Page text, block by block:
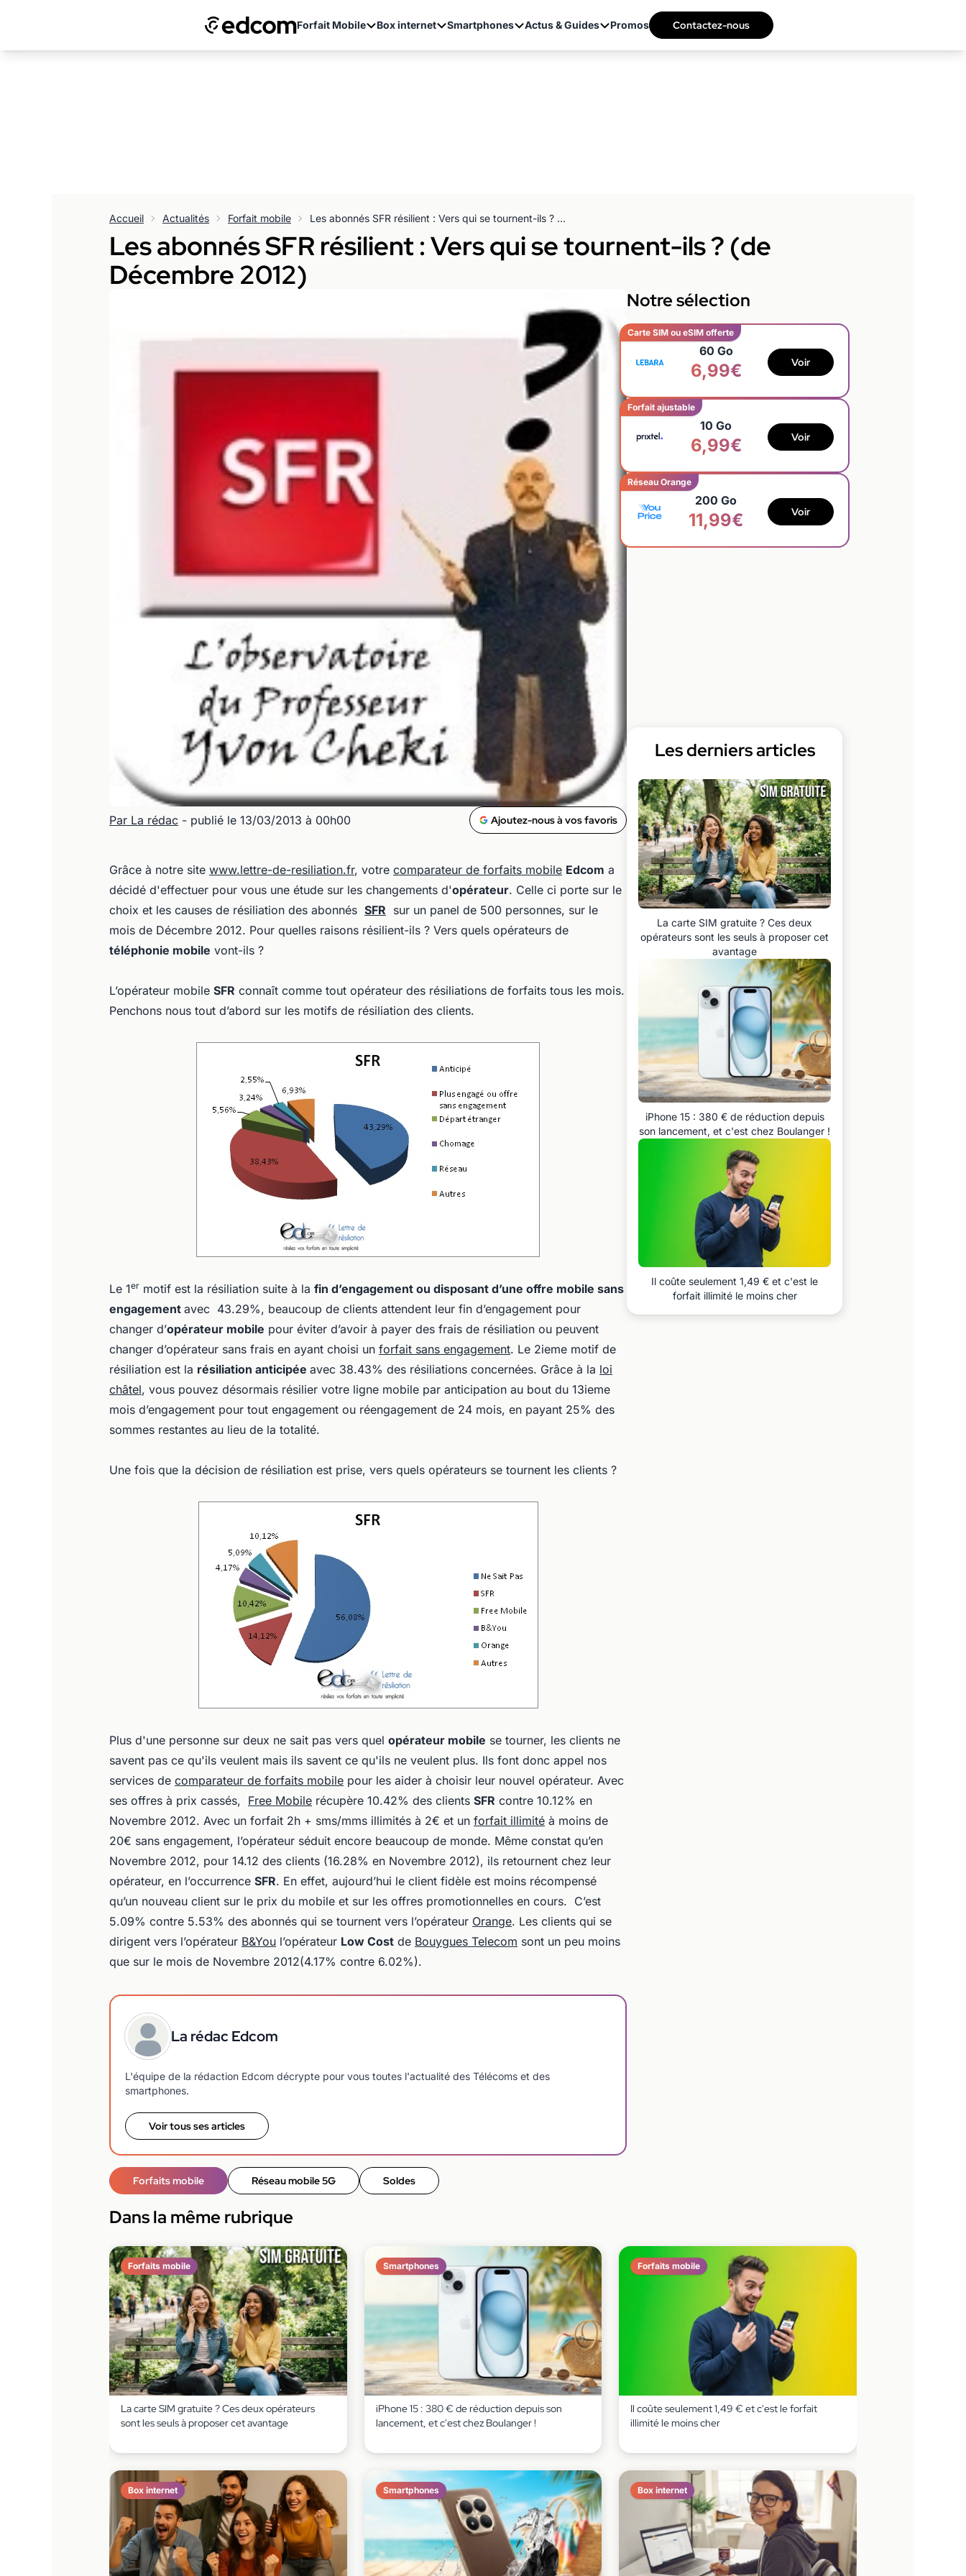
Forfait Mobile Box internet Smartphones Actus & Guides Promos Contactez-nous
Accueil Actualités Forfait mobile Les abonnés SFR résilient : Vers qui se tournent-ils ? (de Décembre 2012)
Les abonnés SFR résilient : Vers qui se tournent-ils ? (de
Décembre 2012)
Par La rédac - publié le 13/03/2013 à 00h00 Ajoutez-nous à vos favoris
Grâce à notre site www.lettre-de-resiliation.fr, votre comparateur de forfaits mobile Edcom a
décidé d'effectuer pour vous une étude sur les changements d'opérateur. Celle ci porte sur le
choix et les causes de résiliation des abonnés SFR sur un panel de 500 personnes, sur le
mois de Décembre 2012. Pour quelles raisons résilient-ils ? Vers quels opérateurs de
téléphonie mobile vont-ils ?
L’opérateur mobile SFR connaît comme tout opérateur des résiliations de forfaits tous les mois.
Penchons nous tout d’abord sur les motifs de résiliation des clients.
Le 1er motif est la résiliation suite à la fin d’engagement ou disposant d’une offre mobile sans
engagement avec 43.29%, beaucoup de clients attendent leur fin d’engagement pour
changer d’opérateur mobile pour éviter d’avoir à payer des frais de résiliation ou peuvent
changer d’opérateur sans frais en ayant choisi un forfait sans engagement. Le 2ieme motif de
résiliation est la résiliation anticipée avec 38.43% des résiliations concernées. Grâce à la loi
châtel, vous pouvez désormais résilier votre ligne mobile par anticipation au bout du 13ieme
mois d’engagement pour tout engagement ou réengagement de 24 mois, en payant 25% des
sommes restantes au lieu de la totalité.
Une fois que la décision de résiliation est prise, vers quels opérateurs se tournent les clients ?
Plus d'une personne sur deux ne sait pas vers quel opérateur mobile se tourner, les clients ne
savent pas ce qu'ils veulent mais ils savent ce qu'ils ne veulent plus. Ils font donc appel nos
services de comparateur de forfaits mobile pour les aider à choisir leur nouvel opérateur. Avec
ses offres à prix cassés, Free Mobile récupère 10.42% des clients SFR contre 10.12% en
Novembre 2012. Avec un forfait 2h + sms/mms illimités à 2€ et un forfait illimité à moins de
20€ sans engagement, l’opérateur séduit encore beaucoup de monde. Même constat qu’en
Novembre 2012, pour 14.12 des clients (16.28% en Novembre 2012), ils retournent chez leur
opérateur, en l’occurrence SFR. En effet, aujourd’hui le client fidèle est moins récompensé
qu’un nouveau client sur le prix du mobile et sur les offres promotionnelles en cours. C’est
5.09% contre 5.53% des abonnés qui se tournent vers l’opérateur Orange. Les clients qui se
dirigent vers l’opérateur B&You l’opérateur Low Cost de Bouygues Telecom sont un peu moins
que sur le mois de Novembre 2012(4.17% contre 6.02%).
La rédac Edcom
L'équipe de la rédaction Edcom décrypte pour vous toutes l'actualité des Télécoms et des
smartphones.
Voir tous ses articles
Forfaits mobile Réseau mobile 5G Soldes
Notre sélection
Carte SIM ou eSIM offerte
60 Go
6,99€ Voir
Forfait ajustable
10 Go
6,99€ Voir
Réseau Orange
200 Go
11,99€ Voir
Les derniers articles
La carte SIM gratuite ? Ces deux
opérateurs sont les seuls à proposer cet
avantage
iPhone 15 : 380 € de réduction depuis
son lancement, et c'est chez Boulanger !
Il coûte seulement 1,49 € et c'est le
forfait illimité le moins cher
Dans la même rubrique
Forfaits mobile
La carte SIM gratuite ? Ces deux opérateurs
sont les seuls à proposer cet avantage
Smartphones
iPhone 15 : 380 € de réduction depuis son
lancement, et c'est chez Boulanger !
Forfaits mobile
Il coûte seulement 1,49 € et c'est le forfait
illimité le moins cher
Box internet Smartphones Box internet